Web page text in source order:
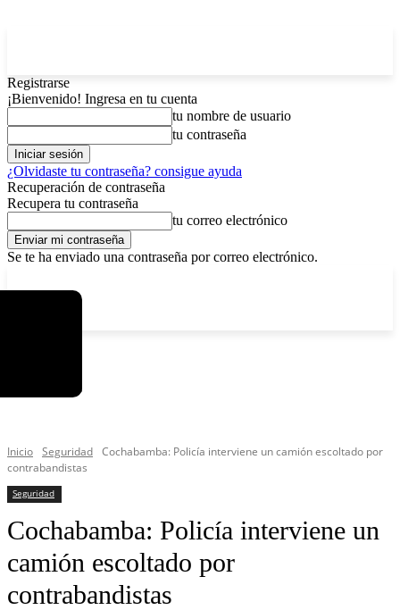
Registrarse
¡Bienvenido! Ingresa en tu cuenta
tu nombre de usuario
tu contraseña
¿Olvidaste tu contraseña? consigue ayuda
Recuperación de contraseña
Recupera tu contraseña
tu correo electrónico
Se te ha enviado una contraseña por correo electrónico.
Inicio Seguridad Cochabamba: Policía interviene un camión escoltado por
contrabandistas
Seguridad
Cochabamba: Policía interviene un
camión escoltado por
contrabandistas